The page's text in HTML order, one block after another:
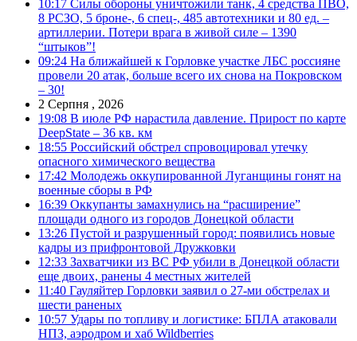
10:17 Силы обороны уничтожили танк, 4 средства ПВО,
8 РСЗО, 5 броне-, 6 спец-, 485 автотехники и 80 ед. –
артиллерии. Потери врага в живой силе – 1390
“штыков”!
09:24 На ближайшей к Горловке участке ЛБС россияне
провели 20 атак, больше всего их снова на Покровском
– 30!
2 Серпня , 2026
19:08 В июле РФ нарастила давление. Прирост по карте
DeepState – 36 кв. км
18:55 Российский обстрел спровоцировал утечку
опасного химического вещества
17:42 Молодежь оккупированной Луганщины гонят на
военные сборы в РФ
16:39 Оккупанты замахнулись на “расширение”
площади одного из городов Донецкой области
13:26 Пустой и разрушенный город: появились новые
кадры из прифронтовой Дружковки
12:33 Захватчики из ВС РФ убили в Донецкой области
еще двоих, ранены 4 местных жителей
11:40 Гауляйтер Горловки заявил о 27-ми обстрелах и
шести раненых
10:57 Удары по топливу и логистике: БПЛА атаковали
НПЗ, аэродром и хаб Wildberries